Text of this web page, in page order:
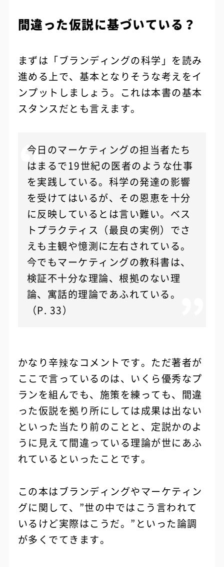
間違った仮説に基づいている？
まずは「ブランディングの科学」を読み
進める上で、基本となりそうな考えをイ
ンプットしましょう。これは本書の基本
スタンスだとも言えます。
今日のマーケティングの担当者たち
はまるで19世紀の医者のような仕事
を実践している。科学の発達の影響
を受けてはいるが、その恩恵を十分
に反映しているとは言い難い。ベス
トプラクティス（最良の実例）でさ
えも主観や憶測に左右されている。
今でもマーケティングの教科書は、
検証不十分な理論、根拠のない理
論、寓話的理論であふれている。
（P. 33）
かなり辛辣なコメントです。ただ著者が
ここで言っているのは、いくら優秀なプ
ランを組んでも、施策を練っても、間違
った仮説を拠り所にしては成果は出ない
といった当たり前のことと、定説かのよ
うに見えて間違っている理論が世にあふ
れているといったことです。
この本はブランディングやマーケティン
グに関して、”世の中ではこう言われて
いるけど実際はこうだ。”といった論調
が多くでてきます。